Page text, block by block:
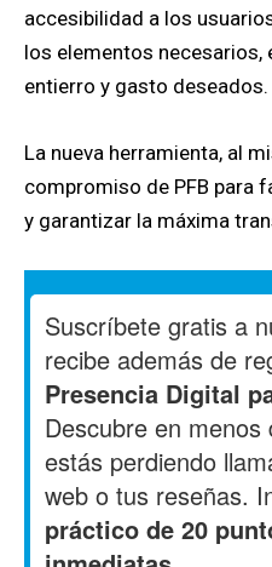
accesibilidad a los
los elementos necesarios,
entierro y gasto deseados.
La nueva herramienta, al
compromiso de PFB para
y garantizar la máxima